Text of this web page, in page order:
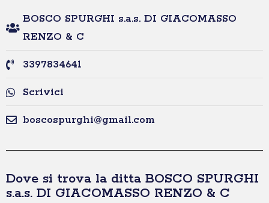
BOSCO SPURGHI s.a.s. DI GIACOMASSO
RENZO & C
3397834641
Scrivici
boscospurghi@gmail.com
Dove si trova la ditta BOSCO SPURGHI
s.a.s. DI GIACOMASSO RENZO & C